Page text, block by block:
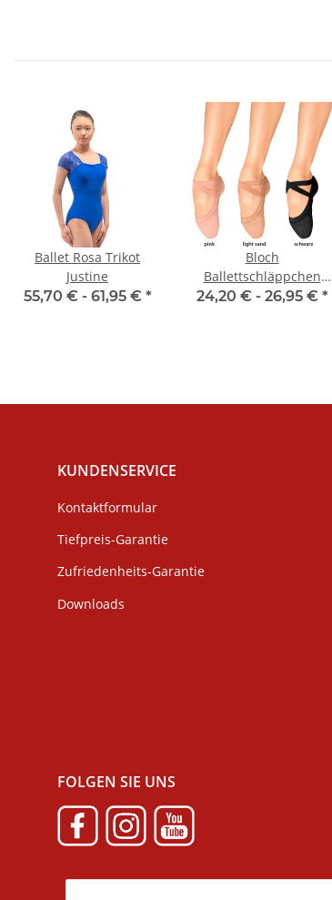
Ballet Rosa Trikot
Justine
55,70 € - 61,95 € *
Bloch
Ballettschläppchen
S0621-L Pro Elastic -
24,20 € - 26,95 € *
KUNDENSERVICE
Kontaktformular
Tiefpreis-Garantie
Zufriedenheits-Garantie
Downloads
FOLGEN SIE UNS